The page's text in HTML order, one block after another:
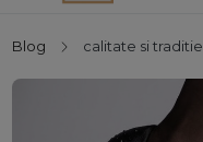
Blog calitate si traditie